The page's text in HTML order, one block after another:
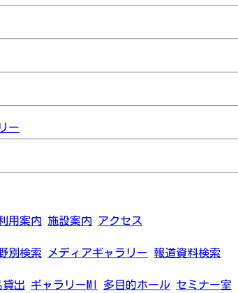
ー
用案内 施設案内 アクセス
別検索 メディアギャラリー 報道資料検索
貸出 ギャラリーMI 多目的ホール セミナー室